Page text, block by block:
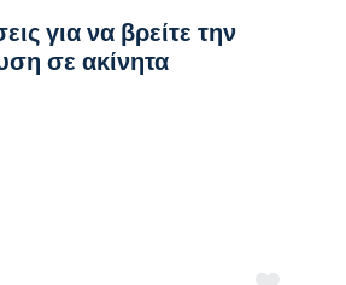
για να βρείτε την
σε ακίνητα